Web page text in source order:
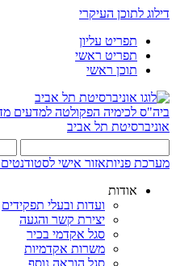
דילוג לתוכן העיקרי
תפריט עליון
תפריט ראשי
תוכן ראשי
ביה"ס לכימיה הפקולטה למדעים
אוניברסיטת תל אביב
מערכת פניותאזור אישי
אודות
ועדות ובעלי תפקידים
יצירת קשר והגעה
סגל אקדמי בכיר
משרות אקדמיות
סגל הוראה נוסף